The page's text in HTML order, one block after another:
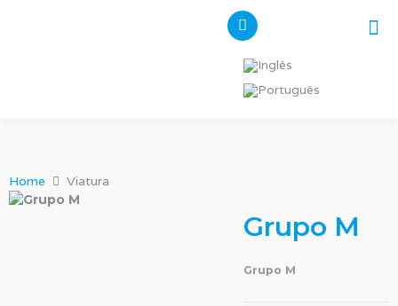
Home Viatura
Grupo M
Grupo M